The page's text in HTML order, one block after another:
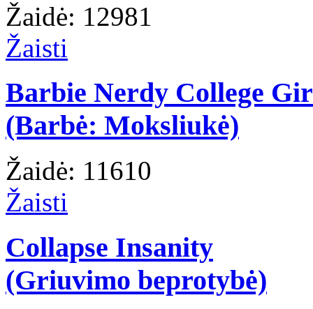
Žaidė: 12981
Žaisti
Barbie Nerdy College
(Barbė: Moksliukė)
Žaidė: 11610
Žaisti
Collapse Insanity
(Griuvimo beprotybė)